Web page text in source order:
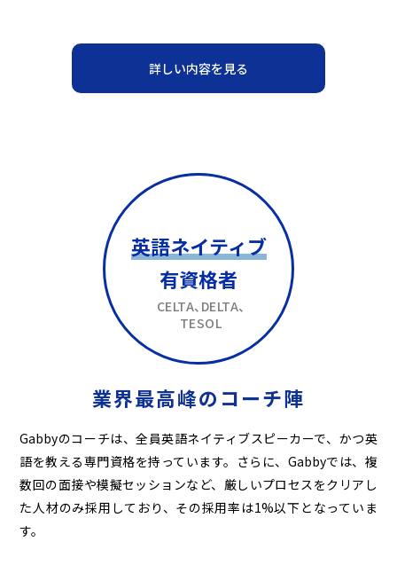
詳しい内容を見る
業界最高峰のコーチ陣
Gabbyのコーチは、全員英語ネイティブスピーカーで、かつ英
語を教える専門資格を持っています。 さらに、Gabbyでは、複
数回の面接や模擬セッションなど、厳しいプロセスをクリアし
た人材のみ採用しており、その採用率は1%以下となっていま
す。
英語ネイティブ
有資格者
CELTA、DELTA、
TESOL